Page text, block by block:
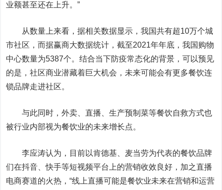
业额甚至还在上升。”
从数量上来看，据相关数据显示，我国共有超10万个城
市社区，而据赢商大数据统计，截至2021年年底，我国购物
中心数量为5387个。结合当下防疫常态化的背景，可以预见
的是，社区商业潜藏着巨大机会，未来可能会有更多餐饮连
锁品牌走进社区。
与此同时，外卖、直播、生产预制菜等餐饮自救方式也
被行业内部视为餐饮业的未来增长点。
李应涛认为，目前以肯德基、麦当劳为代表的餐饮品牌
们在抖音、快手等短视频平台上的营销收效良好，加之直播
电商赛道的火热，“线上直播可能是餐饮业未来在营销和运营